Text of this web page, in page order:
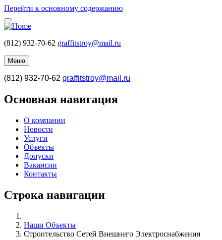
Перейти к основному содержанию
(812) 932-70-62 graffitstroy@mail.ru
Меню
(812) 932-70-62 graffitstroy@mail.ru
Основная навигация
О компании
Новости
Услуги
Объекты
Допуски
Вакансии
Контакты
Строка навигации
Наши Объекты
Строительство Сетей Внешнего Электроснабжения